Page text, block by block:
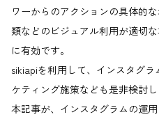
ワーからのアクションの具体的
類などのビジュアル利用が適切
に有効です。
sikiapiを利用して、インスタグ
ケティング施策なども是非検討し
本記事が、インスタグラムの運